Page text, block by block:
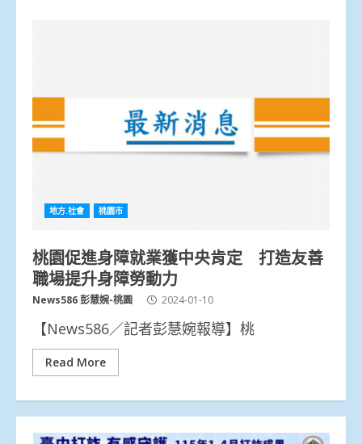
地方.社會 桃園市
桃園促進身障就業獲中央肯定 打造友善
職場提升身障勞動力
News586 彭慧婉-桃園 2024-01-10
【News586／記者彭慧婉報導】桃
Read More